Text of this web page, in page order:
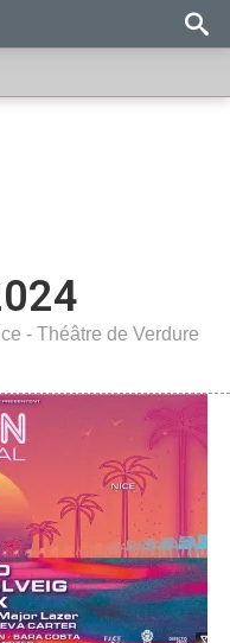
- Théâtre de Verdure